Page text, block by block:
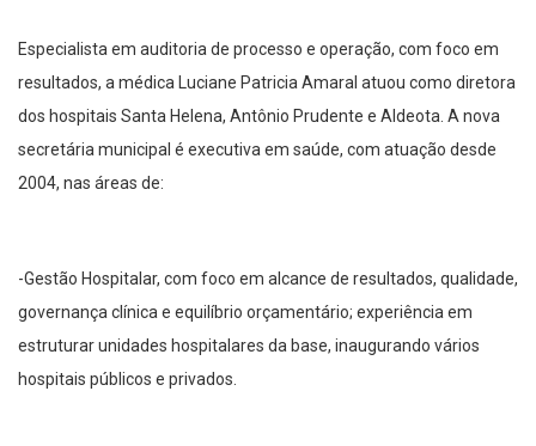
Especialista em auditoria de processo e operação, com foco em
resultados, a médica Luciane Patricia Amaral atuou como diretora
dos hospitais Santa Helena, Antônio Prudente e Aldeota. A nova
secretária municipal é executiva em saúde, com atuação desde
2004, nas áreas de:
-Gestão Hospitalar, com foco em alcance de resultados, qualidade,
governança clínica e equilíbrio orçamentário; experiência em
estruturar unidades hospitalares da base, inaugurando vários
hospitais públicos e privados.